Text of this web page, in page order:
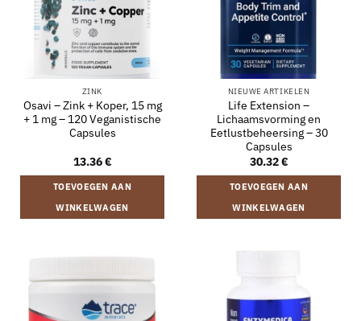
ZINK
Osavi – Zink + Koper, 15 mg
+ 1 mg – 120 Veganistische
Capsules
13.36€
TOEVOEGEN AAN
WINKELWAGEN
NIEUWE ARTIKELEN
Life Extension –
Lichaamsvorming en
Eetlustbeheersing – 30
Capsules
30.32€
TOEVOEGEN AAN
WINKELWAGEN